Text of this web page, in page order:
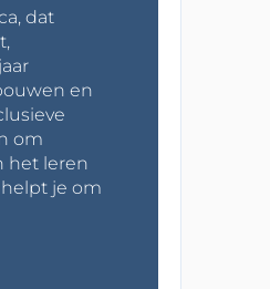
dat
en
om
het leren
je om